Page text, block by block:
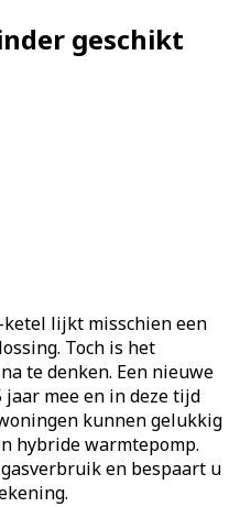
geschikt
ketel lijkt misschien een
Toch is het
te denken. Een nieuwe
jaar mee en in deze tijd
kunnen gelukkig
hybride warmtepomp.
en bespaart u